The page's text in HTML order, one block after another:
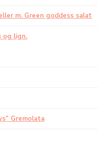
m. Green goddess salat
og lign.
Gremolata